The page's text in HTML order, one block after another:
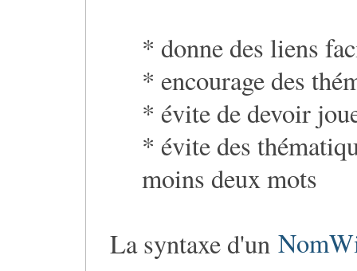
* donne des liens
* encourage des
* évite de devoir
* évite des
moins deux mots
La syntaxe d'un